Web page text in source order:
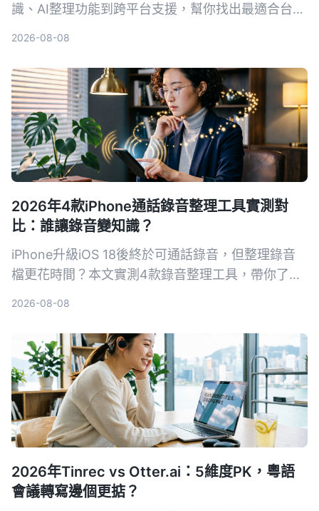
識、AI整理功能到跨平台支援，幫你找出最適合台灣
2026-08-08
2026年4款iPhone通話錄音整理工具實測對
比：誰讓錄音變知識？
iPhone升級iOS 18後終於可通話錄音，但整理錄音
檔更花時間？本文實測4款錄音整理工具，帶你了解
2026-08-08
2026年Tinrec vs Otter.ai：5維度PK，粵語
會議轉寫邊個更掂？